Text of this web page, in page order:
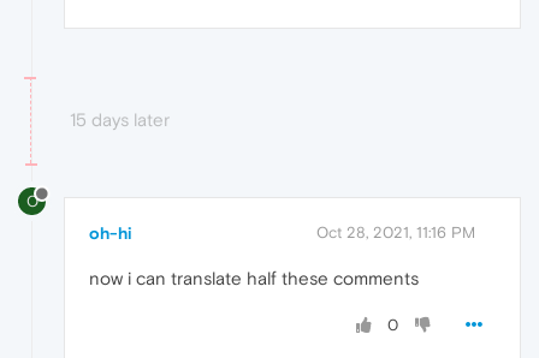
15 days later
O
oh-hi Oct 28, 2021, 11:16 PM
now i can translate half these comments
0